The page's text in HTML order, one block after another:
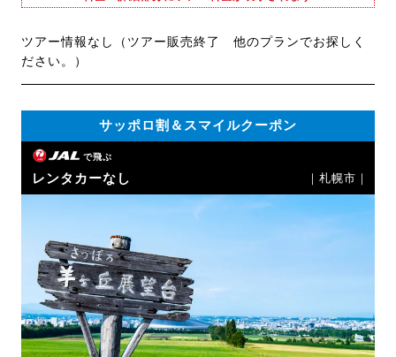
ツアー情報なし（ツアー販売終了 他のプランでお探しく
ださい。）
サッポロ割＆スマイルクーポン
で飛ぶ
レンタカーなし ｜札幌市｜